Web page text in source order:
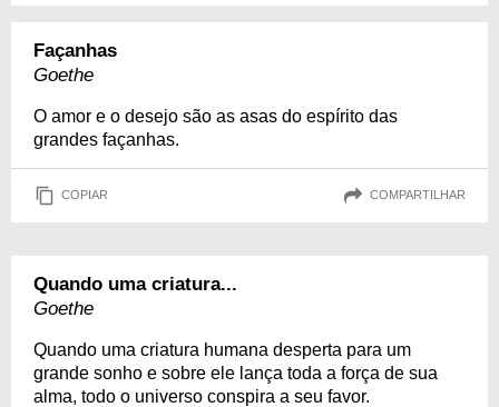
Façanhas
Goethe
O amor e o desejo são as asas do espírito das
grandes façanhas.
COPIAR COMPARTILHAR
Quando uma criatura...
Goethe
Quando uma criatura humana desperta para um
grande sonho e sobre ele lança toda a força de sua
alma, todo o universo conspira a seu favor.